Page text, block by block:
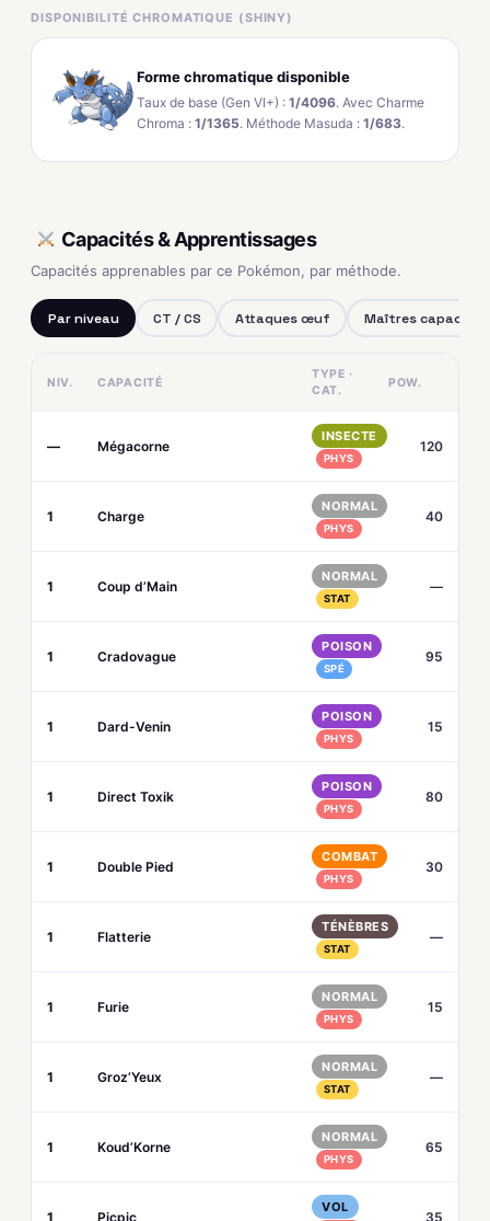
DISPONIBILITÉ CHROMATIQUE (SHINY)
Forme chromatique disponible
Taux de base (Gen VI+) : 1/4096. Avec Charme
Chroma : 1/1365. Méthode Masuda : 1/683.
Capacités & Apprentissages
Capacités apprenables par ce Pokémon, par méthode.
Par niveau CT / CS Attaques œuf Maîtres capacités
NIV. CAPACITÉ
TYPE ·
CAT.
POW.
— Mégacorne
INSECTE
PHYS
120
1 Charge
NORMAL
PHYS
40
1 Coup d’Main
NORMAL
STAT
—
1 Cradovague
POISON
SPÉ
95
1 Dard-Venin
POISON
PHYS
15
1 Direct Toxik
POISON
PHYS
80
1 Double Pied
COMBAT
PHYS
30
1 Flatterie
TÉNÈBRES
STAT
—
1 Furie
NORMAL
PHYS
15
1 Groz’Yeux
NORMAL
STAT
—
1 Koud’Korne
NORMAL
PHYS
65
1 Picpic
VOL
35